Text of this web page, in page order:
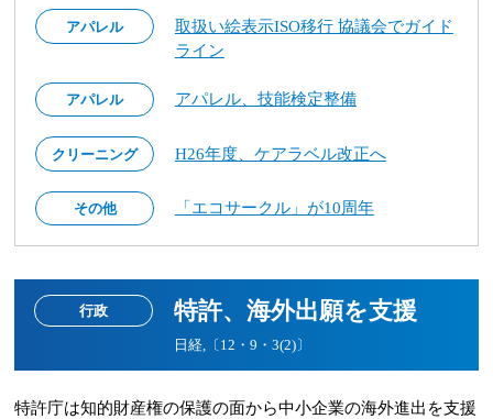
アパレル
取扱い絵表示ISO移行 協議会でガイド
ライン
アパレル アパレル、技能検定整備
クリーニング H26年度、ケアラベル改正へ
その他 「エコサークル」が10周年
行政 特許、海外出願を支援
日経,〔12・9・3(2)〕
特許庁は知的財産権の保護の面から中小企業の海外進出を支援